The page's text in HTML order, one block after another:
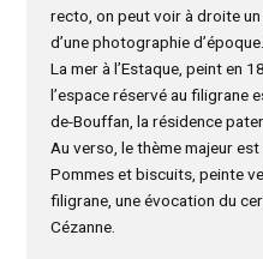
recto, on peut voir à droite
d’une photographie
La mer à l’Estaque, peint en
l’espace réservé au filigrane
de-Bouffan, la résidence
Au verso, le thème majeur
Pommes et biscuits, peinte
filigrane, une évocation du
Cézanne.